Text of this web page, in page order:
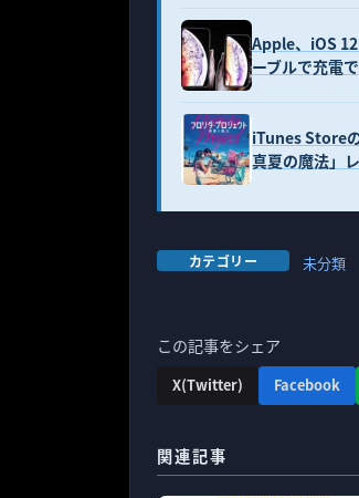
Apple、iOS
ーブルで充電
iTunes Store
真夏の魔法」
カテゴリー 未分類
この記事をシェア
X(Twitter) Facebook
関連記事